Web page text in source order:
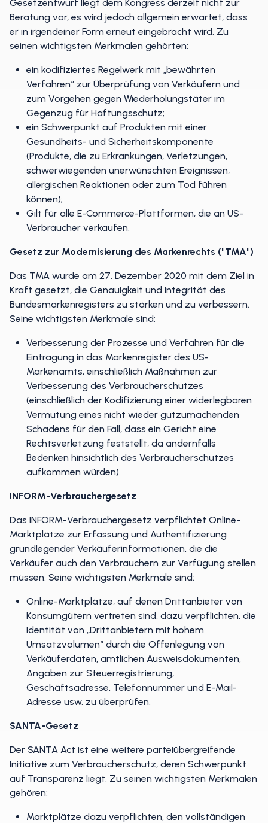
Gesetzentwurf liegt dem Kongress derzeit nicht zur
Beratung vor, es wird jedoch allgemein erwartet, dass
er in irgendeiner Form erneut eingebracht wird. Zu
seinen wichtigsten Merkmalen gehörten:
ein kodifiziertes Regelwerk mit „bewährten
Verfahren“ zur Überprüfung von Verkäufern und
zum Vorgehen gegen Wiederholungstäter im
Gegenzug für Haftungsschutz;
ein Schwerpunkt auf Produkten mit einer
Gesundheits- und Sicherheitskomponente
(Produkte, die zu Erkrankungen, Verletzungen,
schwerwiegenden unerwünschten Ereignissen,
allergischen Reaktionen oder zum Tod führen
können);
Gilt für alle E-Commerce-Plattformen, die an US-
Verbraucher verkaufen.
Gesetz zur Modernisierung des Markenrechts ("TMA")
Das TMA wurde am 27. Dezember 2020 mit dem Ziel in
Kraft gesetzt, die Genauigkeit und Integrität des
Bundesmarkenregisters zu stärken und zu verbessern.
Seine wichtigsten Merkmale sind:
Verbesserung der Prozesse und Verfahren für die
Eintragung in das Markenregister des US-
Markenamts, einschließlich Maßnahmen zur
Verbesserung des Verbraucherschutzes
(einschließlich der Kodifizierung einer widerlegbaren
Vermutung eines nicht wieder gutzumachenden
Schadens für den Fall, dass ein Gericht eine
Rechtsverletzung feststellt, da andernfalls
Bedenken hinsichtlich des Verbraucherschutzes
aufkommen würden).
INFORM-Verbrauchergesetz
Das INFORM-Verbrauchergesetz verpflichtet Online-
Marktplätze zur Erfassung und Authentifizierung
grundlegender Verkäuferinformationen, die die
Verkäufer auch den Verbrauchern zur Verfügung stellen
müssen. Seine wichtigsten Merkmale sind:
Online-Marktplätze, auf denen Drittanbieter von
Konsumgütern vertreten sind, dazu verpflichten, die
Identität von „Drittanbietern mit hohem
Umsatzvolumen“ durch die Offenlegung von
Verkäuferdaten, amtlichen Ausweisdokumenten,
Angaben zur Steuerregistrierung,
Geschäftsadresse, Telefonnummer und E-Mail-
Adresse usw. zu überprüfen.
SANTA-Gesetz
Der SANTA Act ist eine weitere parteiübergreifende
Initiative zum Verbraucherschutz, deren Schwerpunkt
auf Transparenz liegt. Zu seinen wichtigsten Merkmalen
gehören:
Marktplätze dazu verpflichten, den vollständigen